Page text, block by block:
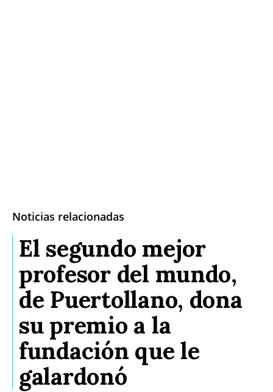
Noticias relacionadas
El segundo mejor
profesor del mundo,
de Puertollano, dona
su premio a la
fundación que le
galardonó